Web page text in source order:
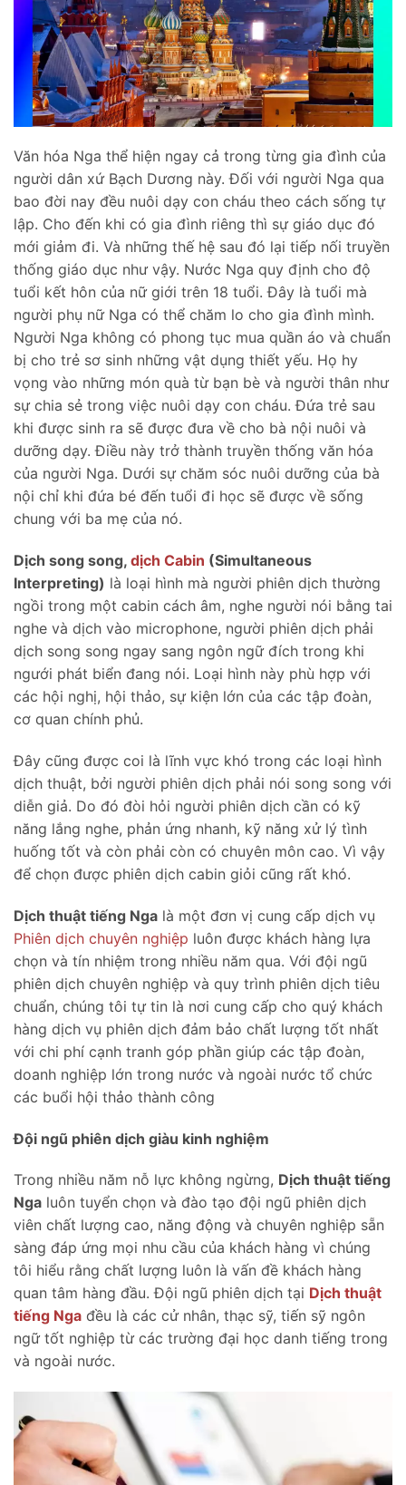
Văn hóa Nga thể hiện ngay cả trong từng gia đình của
người dân xứ Bạch Dương này. Đối với người Nga qua
bao đời nay đều nuôi dạy con cháu theo cách sống tự
lập. Cho đến khi có gia đình riêng thì sự giáo dục đó
mới giảm đi. Và những thế hệ sau đó lại tiếp nối truyền
thống giáo dục như vậy. Nước Nga quy định cho độ
tuổi kết hôn của nữ giới trên 18 tuổi. Đây là tuổi mà
người phụ nữ Nga có thể chăm lo cho gia đình mình.
Người Nga không có phong tục mua quần áo và chuẩn
bị cho trẻ sơ sinh những vật dụng thiết yếu. Họ hy
vọng vào những món quà từ bạn bè và người thân như
sự chia sẻ trong việc nuôi dạy con cháu. Đứa trẻ sau
khi được sinh ra sẽ được đưa về cho bà nội nuôi và
dưỡng dạy. Điều này trở thành truyền thống văn hóa
của người Nga. Dưới sự chăm sóc nuôi dưỡng của bà
nội chỉ khi đứa bé đến tuổi đi học sẽ được về sống
chung với ba mẹ của nó.
Dịch song song, dịch Cabin (Simultaneous
Interpreting) là loại hình mà người phiên dịch thường
ngồi trong một cabin cách âm, nghe người nói bằng tai
nghe và dịch vào microphone, người phiên dịch phải
dịch song song ngay sang ngôn ngữ đích trong khi
ngưới phát biển đang nói. Loại hình này phù hợp với
các hội nghị, hội thảo, sự kiện lớn của các tập đoàn,
cơ quan chính phủ.
Đây cũng được coi là lĩnh vực khó trong các loại hình
dịch thuật, bởi người phiên dịch phải nói song song với
diễn giả. Do đó đòi hỏi người phiên dịch cần có kỹ
năng lắng nghe, phản ứng nhanh, kỹ năng xử lý tình
huống tốt và còn phải còn có chuyên môn cao. Vì vậy
để chọn được phiên dịch cabin giỏi cũng rất khó.
Dịch thuật tiếng Nga là một đơn vị cung cấp dịch vụ
Phiên dịch chuyên nghiệp luôn được khách hàng lựa
chọn và tín nhiệm trong nhiều năm qua. Với đội ngũ
phiên dịch chuyên nghiệp và quy trình phiên dịch tiêu
chuẩn, chúng tôi tự tin là nơi cung cấp cho quý khách
hàng dịch vụ phiên dịch đảm bảo chất lượng tốt nhất
với chi phí cạnh tranh góp phần giúp các tập đoàn,
doanh nghiệp lớn trong nước và ngoài nước tổ chức
các buổi hội thảo thành công
Đội ngũ phiên dịch giàu kinh nghiệm
Trong nhiều năm nỗ lực không ngừng, Dịch thuật tiếng
Nga luôn tuyển chọn và đào tạo đội ngũ phiên dịch
viên chất lượng cao, năng động và chuyên nghiệp sẵn
sàng đáp ứng mọi nhu cầu của khách hàng vì chúng
tôi hiểu rằng chất lượng luôn là vấn đề khách hàng
quan tâm hàng đầu. Đội ngũ phiên dịch tại Dịch thuật
tiếng Nga đều là các cử nhân, thạc sỹ, tiến sỹ ngôn
ngữ tốt nghiệp từ các trường đại học danh tiếng trong
và ngoài nước.